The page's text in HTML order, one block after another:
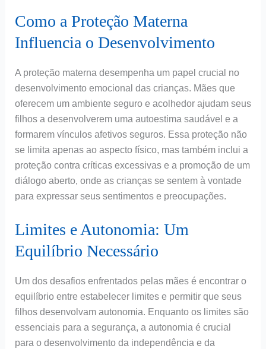
Como a Proteção Materna
Influencia o Desenvolvimento
A proteção materna desempenha um papel crucial no
desenvolvimento emocional das crianças. Mães que
oferecem um ambiente seguro e acolhedor ajudam seus
filhos a desenvolverem uma autoestima saudável e a
formarem vínculos afetivos seguros. Essa proteção não
se limita apenas ao aspecto físico, mas também inclui a
proteção contra críticas excessivas e a promoção de um
diálogo aberto, onde as crianças se sentem à vontade
para expressar seus sentimentos e preocupações.
Limites e Autonomia: Um
Equilíbrio Necessário
Um dos desafios enfrentados pelas mães é encontrar o
equilíbrio entre estabelecer limites e permitir que seus
filhos desenvolvam autonomia. Enquanto os limites são
essenciais para a segurança, a autonomia é crucial
para o desenvolvimento da independência e da